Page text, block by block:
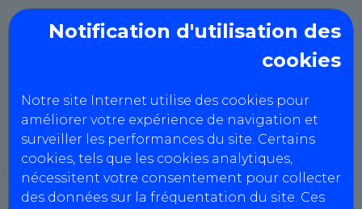
Notification d'utilisation des
cookies
Notre site Internet utilise des cookies pour
améliorer votre expérience de navigation et
surveiller les performances du site. Certains
cookies, tels que les cookies analytiques,
nécessitent votre consentement pour collecter
des données sur la fréquentation du site. Ces
CHARLY CONTROLE
AUTO
Création de client en compte